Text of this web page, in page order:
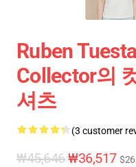
Ruben
Collector의
셔츠
(3 customer
₩45,646₩36,517